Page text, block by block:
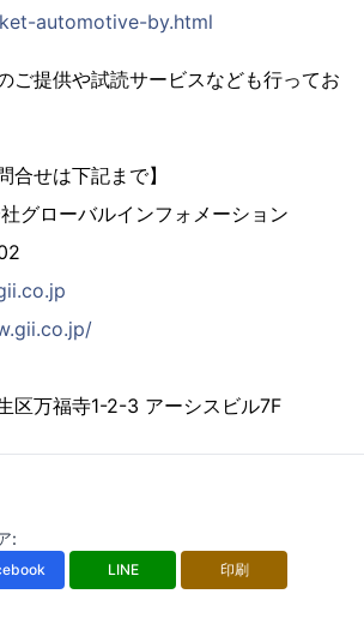
automotive-by.html
ご提供や試読サービスなども行ってお
合せは下記まで】
グローバルインフォメーション
区万福寺1-2-3 アーシスビル7F
:
LINE 印刷